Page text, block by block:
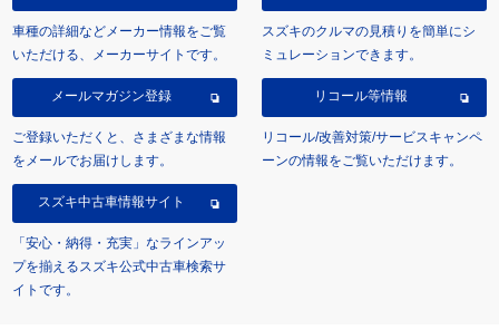
車種の詳細などメーカー情報をご覧
いただける、メーカーサイトです。
スズキのクルマの見積りを簡単にシ
ミュレーションできます。
メールマガジン登録
ご登録いただくと、さまざまな情報
をメールでお届けします。
リコール等情報
リコール/改善対策/サービスキャンペ
ーンの情報をご覧いただけます。
スズキ中古車情報サイト
「安心・納得・充実」なラインアッ
プを揃えるスズキ公式中古車検索サ
イトです。